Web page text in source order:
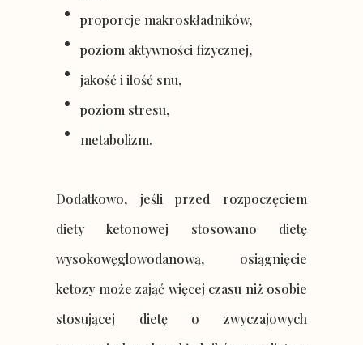
proporcje makroskładników,
poziom aktywności fizycznej,
jakość i ilość snu,
poziom stresu,
metabolizm.
Dodatkowo, jeśli przed rozpoczęciem
diety ketonowej stosowano dietę
wysokowęglowodanową, osiągnięcie
ketozy może zająć więcej czasu niż osobie
stosującej dietę o zwyczajowych